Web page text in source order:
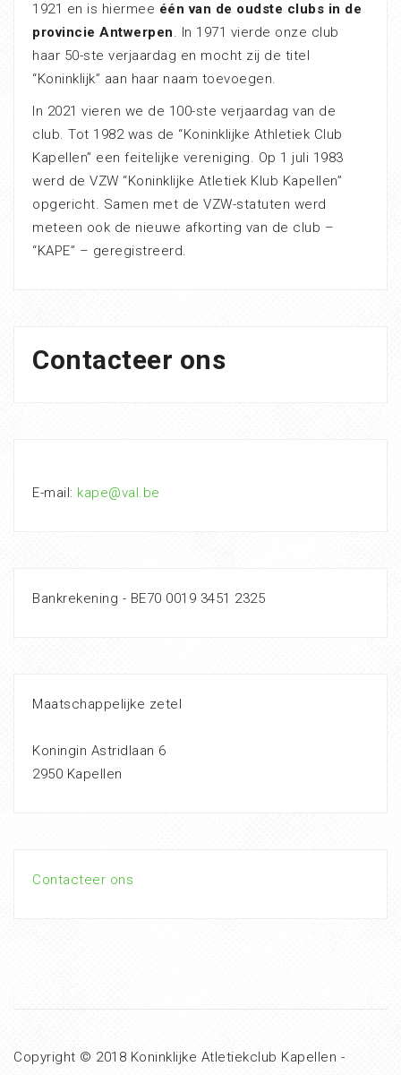
1921 en is hiermee één van de oudste clubs in de
provincie Antwerpen. In 1971 vierde onze club
haar 50-ste verjaardag en mocht zij de titel
“Koninklijk” aan haar naam toevoegen.
In 2021 vieren we de 100-ste verjaardag van de
club. Tot 1982 was de “Koninklijke Athletiek Club
Kapellen” een feitelijke vereniging. Op 1 juli 1983
werd de VZW “Koninklijke Atletiek Klub Kapellen”
opgericht. Samen met de VZW-statuten werd
meteen ook de nieuwe afkorting van de club –
“KAPE” – geregistreerd.
Contacteer ons
E-mail: kape@val.be
Bankrekening - BE70 0019 3451 2325
Maatschappelijke zetel
Koningin Astridlaan 6
2950 Kapellen
Contacteer ons
Copyright © 2018 Koninklijke Atletiekclub Kapellen -